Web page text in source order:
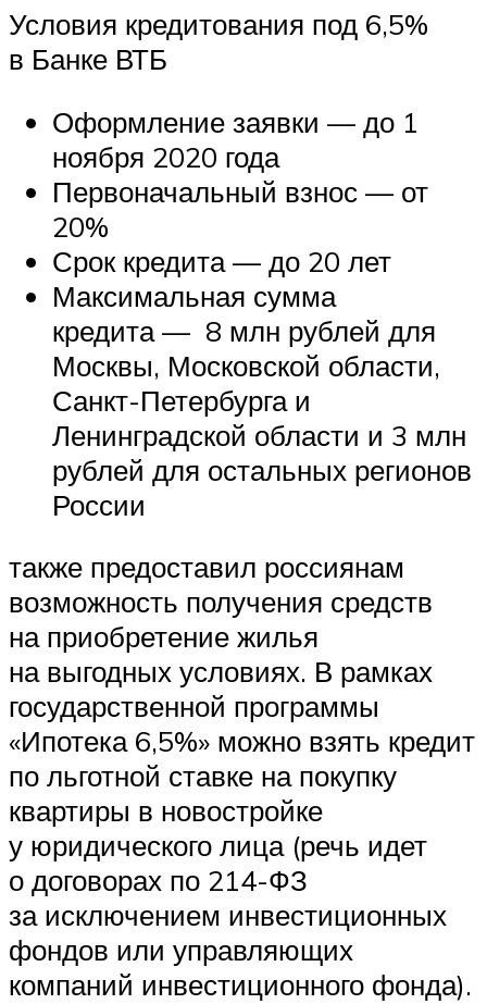
Условия кредитования под 6,5%
в Банке ВТБ
Оформление заявки — до 1
ноября 2020 года
Первоначальный взнос — от
20%
Срок кредита — до 20 лет
Максимальная сумма
кредита — 8 млн рублей для
Москвы, Московской области,
Санкт-Петербурга и
Ленинградской области и 3 млн
рублей для остальных регионов
России
также предоставил россиянам
возможность получения средств
на приобретение жилья
на выгодных условиях. В рамках
государственной программы
«Ипотека 6,5%» можно взять кредит
по льготной ставке на покупку
квартиры в новостройке
у юридического лица (речь идет
о договорах по 214-ФЗ
за исключением инвестиционных
фондов или управляющих
компаний инвестиционного фонда).